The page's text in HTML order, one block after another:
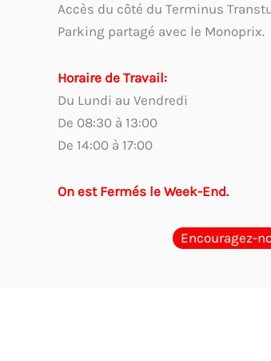
Accès du côté du Terminus
Parking partagé avec le Monoprix.
Horaire de Travail:
Du Lundi au Vendredi
De 08:30 à 13:00
De 14:00 à 17:00
On est Fermés le Week-End.
Encouragez-